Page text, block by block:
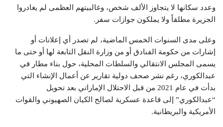
وعدد سكانها لا يتجاوز الألف شخص، وغالبيتهم العظمى لم يغادروا
الجزيرة مطلقاً ولا يملكون جوازات سفر.
وعلى مدى السنوات الخمس الماضية، لم تصدر أي إعلانات أو
إشارات من حكومة الفنادق أو من وزارة النقل التابعة لها أو حتى ما
يسمى المجلس الانتقالي والسلطات المحلية، حول بناء مطار في
عبدالكوري، رغم نشر صحف دولية تقارير عن أعمال الإنشاء التي
بدأت في عام 2021 من قبل الاحتلال الإماراتي بعد تحويل
“عبدالكوري” إلى قاعدة عسكرية لصالح الكيان الصهيوني والقوات
الأمريكية والبريطانية.